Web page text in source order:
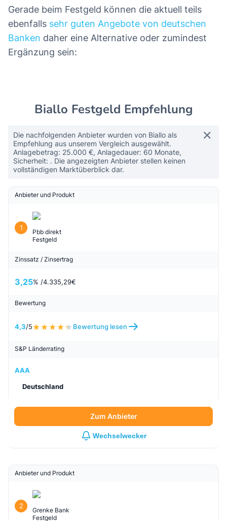
Gerade beim Festgeld können die aktuell teils
ebenfalls sehr guten Angebote von deutschen
Banken daher eine Alternative oder zumindest
Ergänzung sein:
Biallo Festgeld Empfehlung
Die nachfolgenden Anbieter wurden von Biallo als
Empfehlung aus unserem Vergleich ausgewählt.
Anlagebetrag: 25.000 €, Anlagedauer: 60 Monate,
Sicherheit: . Die angezeigten Anbieter stellen keinen
vollständigen Marktüberblick dar.
Anbieter und Produkt
1
Pbb direkt
Festgeld
Zinssatz / Zinsertrag
3,25% /4.335,29€
Bewertung
4,3/5 Bewertung lesen
S&P Länderrating
AAA
Deutschland
Zum Anbieter
Wechselwecker
Anbieter und Produkt
2
Grenke Bank
Festgeld